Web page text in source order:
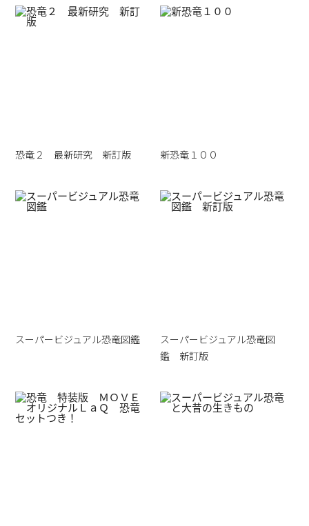
恐竜２ 最新研究 新訂版 新恐竜１００
スーパービジュアル恐竜図鑑
スーパービジュアル恐竜図
鑑 新訂版